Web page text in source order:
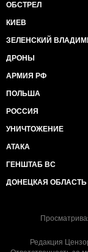
ОБСТРЕЛ
КИЕВ
ЗЕЛЕНСКИЙ
ДРОНЫ
АРМИЯ РФ
ПОЛЬША
РОССИЯ
УНИЧТОЖЕНИЕ
АТАКА
ГЕНШТАБ ВС
ДОНЕЦКАЯ ОБЛАСТЬ
Редакция